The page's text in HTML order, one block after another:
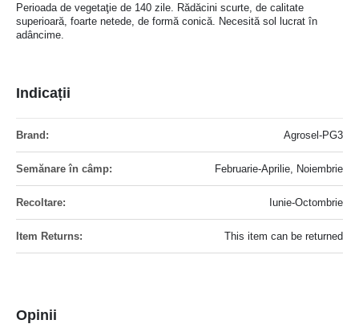
Perioada de vegetaţie de 140 zile. Rădăcini scurte, de calitate
superioară, foarte netede, de formă conică. Necesită sol lucrat în
adâncime.
Indicații
Agrosel-PG3
Februarie-Aprilie, Noiembrie
Iunie-Octombrie
This item can be returned
Opinii